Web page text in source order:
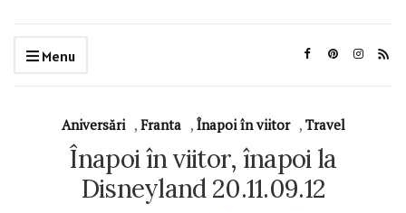
Menu
Aniversări , Franta , Înapoi în viitor , Travel
Înapoi în viitor, înapoi la
Disneyland 20.11.09.12